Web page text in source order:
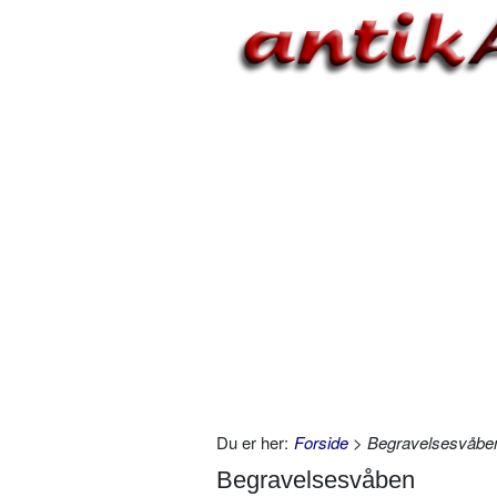
Du er her: Forside >
Begravelsesvåben